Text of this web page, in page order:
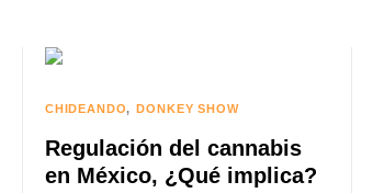
CHIDEANDO DONKEY SHOW
Regulación del cannabis
en México, ¿Qué implica?